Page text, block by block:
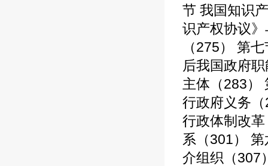
节 我国知识
识产权协议
（275） 第
后我国政府
主体（283）
行政府义务
行政体制改革
系（301）
介组织（307